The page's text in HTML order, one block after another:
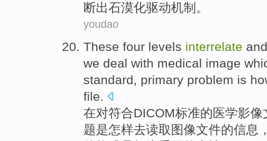
断出石漠化驱动机制 。
youdao
These four levels interrelate
we deal with medical image
standard, primary problem is
file.
在对符合DICOM标准的医学影像
题是怎样去读取 图像文件的信息